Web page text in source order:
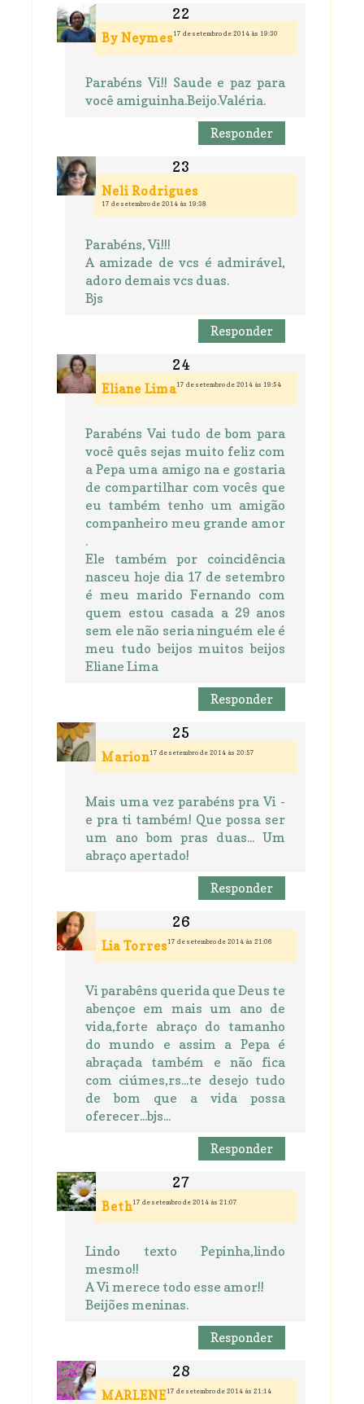
By Neymes 17 de setembro de 2014 às 19:30
Parabéns Vi!! Saude e paz para
você amiguinha.Beijo.Valéria.
Responder
Neli Rodrigues
17 de setembro de 2014 às 19:38
Parabéns, Vi!!!
A amizade de vcs é admirável,
adoro demais vcs duas.
Bjs
Responder
Eliane Lima17 de setembro de 2014 às 19:54
Parabéns Vai tudo de bom para
você quês sejas muito feliz com
a Pepa uma amigo na e gostaria
de compartilhar com vocês que
eu também tenho um amigão
companheiro meu grande amor
.
Ele também por coincidência
nasceu hoje dia 17 de setembro
é meu marido Fernando com
quem estou casada a 29 anos
sem ele não seria ninguém ele é
meu tudo beijos muitos beijos
Eliane Lima
Responder
Marion17 de setembro de 2014 às 20:57
Mais uma vez parabéns pra Vi -
e pra ti também! Que possa ser
um ano bom pras duas... Um
abraço apertado!
Responder
Lia Torres 17 de setembro de 2014 às 21:06
Vi parabêns querida que Deus te
abençoe em mais um ano de
vida,forte abraço do tamanho
do mundo e assim a Pepa é
abraçada também e não fica
com ciúmes,rs...te desejo tudo
de bom que a vida possa
oferecer...bjs...
Responder
Beth17 de setembro de 2014 às 21:07
Lindo texto Pepinha,lindo
mesmo!!
A Vi merece todo esse amor!!
Beijões meninas.
Responder
MARLENE17 de setembro de 2014 às 21:14